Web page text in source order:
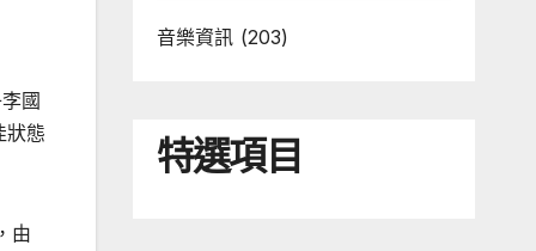
國
狀態
由
音樂資訊 (203)
特選項目